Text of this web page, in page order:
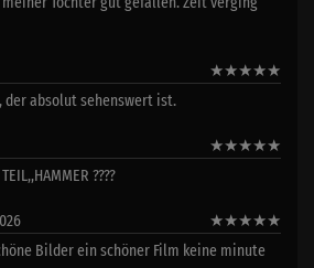
★★★★★
absolut sehenswert ist.
★★★★★
????
★★★★★
Bilder ein schöner Film keine minute